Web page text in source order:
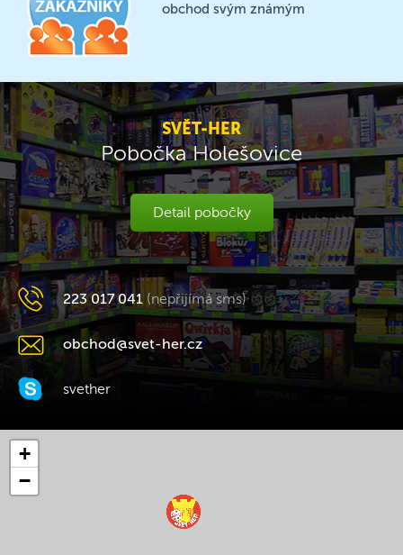
obchod svým známým
SVĚT-HER
Pobočka Holešovice
Detail pobočky
223 017 041 (nepřijímá sms)
obchod@svet-her.cz
svether
+
−